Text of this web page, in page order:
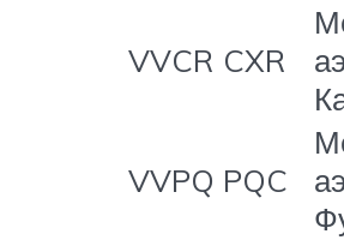
VVCR CXR
VVPQ PQC